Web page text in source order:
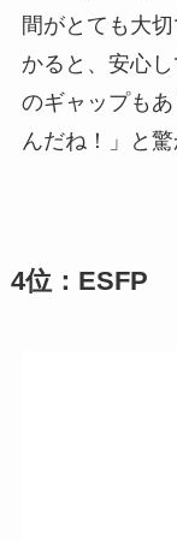
間がとても大
かると、安心
のギャップも
んだね！」と
4位：ESFP